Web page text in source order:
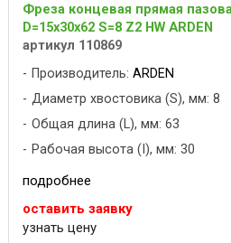
Фреза концевая прямая
D=15x30x62 S=8 Z2 HW ARDEN
артикул 110869
Производитель: ARDEN
Диаметр хвостовика (S), мм: 8
Общая длина (L), мм: 63
Рабочая высота (I), мм: 30
подробнее
оставить заявку
узнать цену